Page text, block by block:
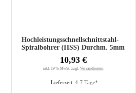
Hochleistungsschnellschnittstahl-
Spiralbohrer (HSS) Durchm. 5mm
Lieferzeit:4-7 Tage*
10,93 €
inkl. 19 % MwSt. zzgl.Versandkosten